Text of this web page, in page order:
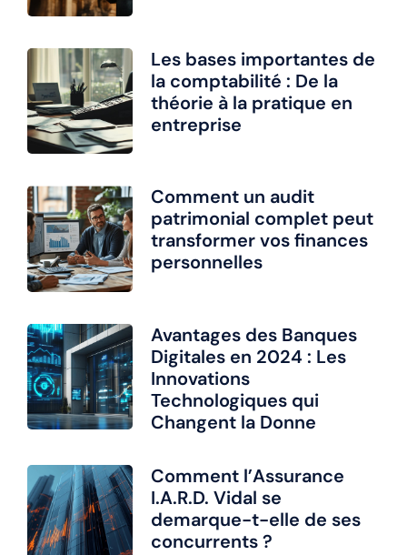
Les bases importantes de
la comptabilité : De la
théorie à la pratique en
entreprise
Comment un audit
patrimonial complet peut
transformer vos finances
personnelles
Avantages des Banques
Digitales en 2024 : Les
Innovations
Technologiques qui
Changent la Donne
Comment l’Assurance
I.A.R.D. Vidal se
demarque-t-elle de ses
concurrents ?